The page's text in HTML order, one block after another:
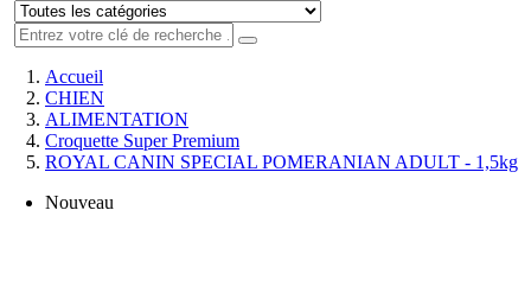
Accueil
CHIEN
ALIMENTATION
Croquette Super Premium
ROYAL CANIN SPECIAL POMERANIAN ADULT - 1,5kg
Nouveau